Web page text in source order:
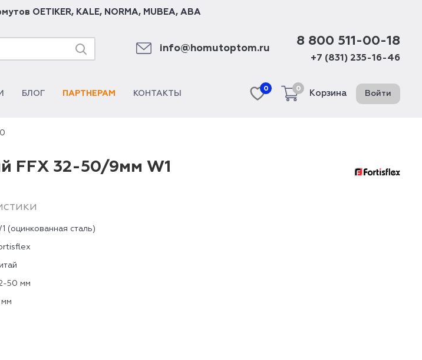
OETIKER, KALE, NORMA, MUBEA, ABA
info@homutoptom.ru
8 800 511-00-18
+7 (831) 235-16-46
БЛОГ ПАРТНЕРАМ КОНТАКТЫ
0 0
Корзина Войти
FFX 32-50/9мм W1
(оцинкованная сталь)
50 мм
мм